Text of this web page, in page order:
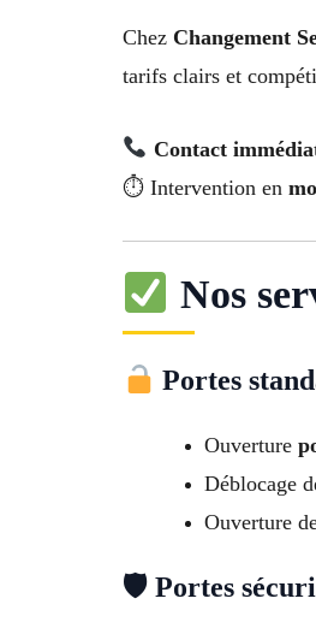
Chez Changement
tarifs clairs et
Contact
⏱ Intervention en
Nos
Portes
Ouverture
Déblocage
Ouverture
🛡 Portes